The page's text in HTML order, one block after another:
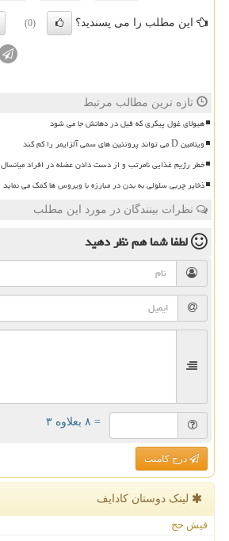
این مطلب را می پسندید؟ (0)
تازه ترین مطالب مرتبط
هیولای غول پیکری که فیل در دهانش جا می شود
ویتامین D می تواند پروتئین های سمی آلزایمر را کم کند
خطر رژیم غذایی نامرتب و از دست دادن عضله در افراد میانسال
ذخایر چربی سلولی به بدن در مبارزه با ویروس ها کمک می نماید
نظرات بینندگان در مورد این مطلب
لطفا شما همنظر دهید
= ۸ بعلاوه ۳
درج کامنت
لینک دوستان كادایف
فیش حج